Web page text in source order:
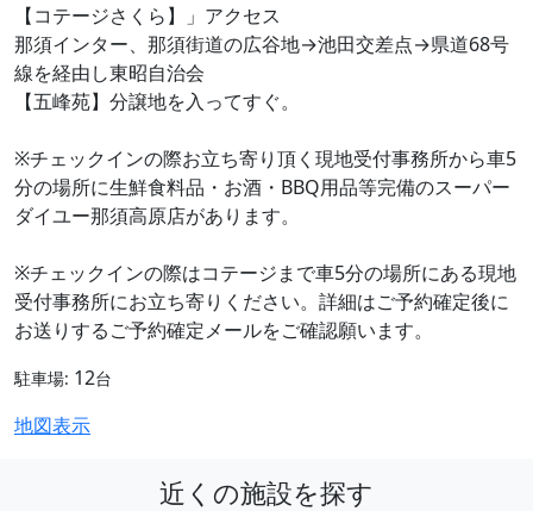
【コテージさくら】」アクセス
那須インター、那須街道の広谷地→池田交差点→県道68号
線を経由し東昭自治会
【五峰苑】分譲地を入ってすぐ。
※チェックインの際お立ち寄り頂く現地受付事務所から車5
分の場所に生鮮食料品・お酒・BBQ用品等完備のスーパー
ダイユー那須高原店があります。
※チェックインの際はコテージまで車5分の場所にある現地
受付事務所にお立ち寄りください。詳細はご予約確定後に
お送りするご予約確定メールをご確認願います。
駐車場: 12台
地図表示
近くの施設を探す